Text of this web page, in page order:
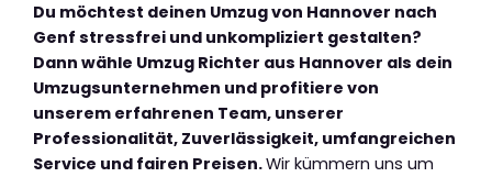
Du möchtest deinen Umzug von Hannover nach
Genf stressfrei und unkompliziert gestalten?
Dann wähle Umzug Richter aus Hannover als dein
Umzugsunternehmen und profitiere von
unserem erfahrenen Team, unserer
Professionalität, Zuverlässigkeit, umfangreichen
Service und fairen Preisen.Wir kümmern uns um